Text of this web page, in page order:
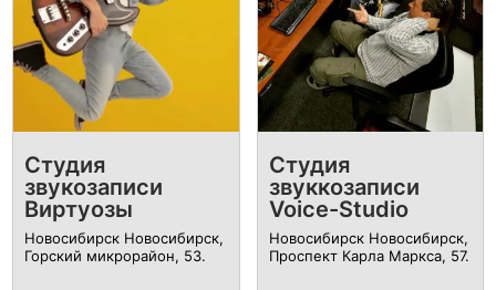
Студия
звукозаписи
Виртуозы
Новосибирск Новосибирск,
Горский микрорайон, 53.
Студия
звуккозаписи
Voice-Studio
Новосибирск Новосибирск, ​
Проспект Карла Маркса, 57.